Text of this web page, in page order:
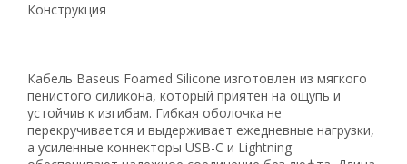
Конструкция
Кабель Baseus Foamed Silicone изготовлен из мягкого
пенистого силикона, который приятен на ощупь и
устойчив к изгибам. Гибкая оболочка не
перекручивается и выдерживает ежедневные нагрузки,
а усиленные коннекторы USB-C и Lightning